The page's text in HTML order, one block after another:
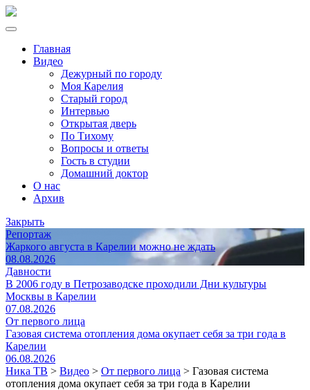
Главная
Видео
Дежурный по городу
Моя Карелия
Старый город
Интервью
Открытая дверь
По Тихому
Вопросы и ответы
Гость в студии
Домашний доктор
О нас
Архив
Закрыть
Репортаж
Жаркого августа в Карелии можно не ждать
08.08.2026
Давности
В 2006 году в Петрозаводске проходили Дни культуры
Москвы в Карелии
07.08.2026
От первого лица
Газовая система отопления дома окупает себя за три года в
Карелии
06.08.2026
Ника ТВ > Видео > От первого лица > Газовая система
отопления дома окупает себя за три года в Карелии